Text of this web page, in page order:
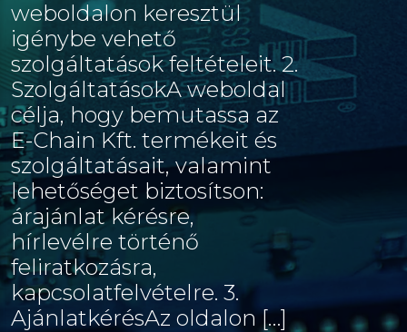
weboldalon keresztül
igénybe vehető
szolgáltatások feltételeit. 2.
SzolgáltatásokA weboldal
célja, hogy bemutassa az
E-Chain Kft. termékeit és
szolgáltatásait, valamint
lehetőséget biztosítson:
árajánlat kérésre,
hírlevélre történő
feliratkozásra,
kapcsolatfelvételre. 3.
AjánlatkérésAz oldalon […]